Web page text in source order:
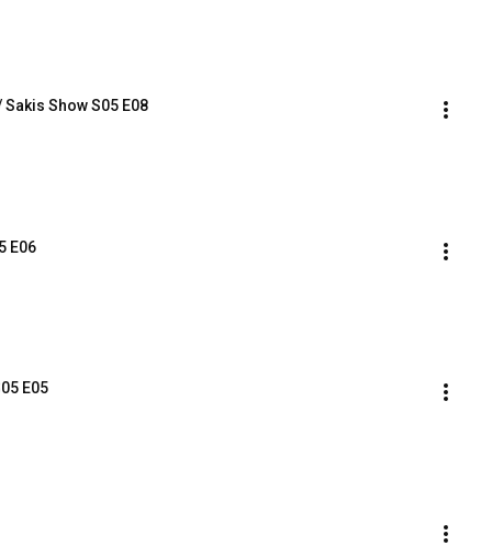
Show S05 E08
E06
E05